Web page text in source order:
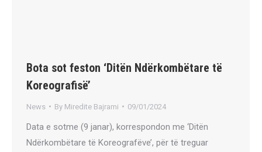
Bota sot feston ‘Ditën Ndërkombëtare të
Koreografisë’
News By Miredite Bajrami 09/01/2024
Data e sotme (9 janar), korrespondon me ‘Ditën
Ndërkombëtare të Koreografëve’, për të treguar